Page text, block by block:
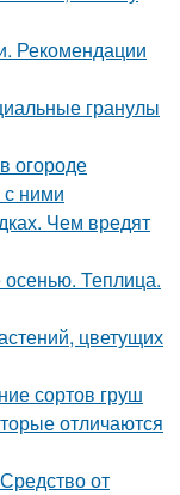
Рекомендации
гранулы
огороде
с ними
Чем вредят
осенью. Теплица.
цветущих
сортов груш
отличаются
от